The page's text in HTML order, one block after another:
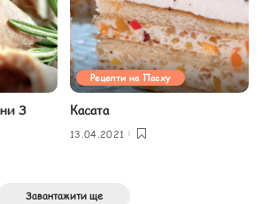
З
Рецепти на Пасху
Касата
13.04.2021
Завантажити ще